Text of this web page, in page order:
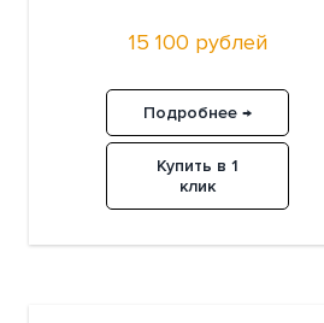
15 100 рублей
Подробнее →
Купить в 1
клик